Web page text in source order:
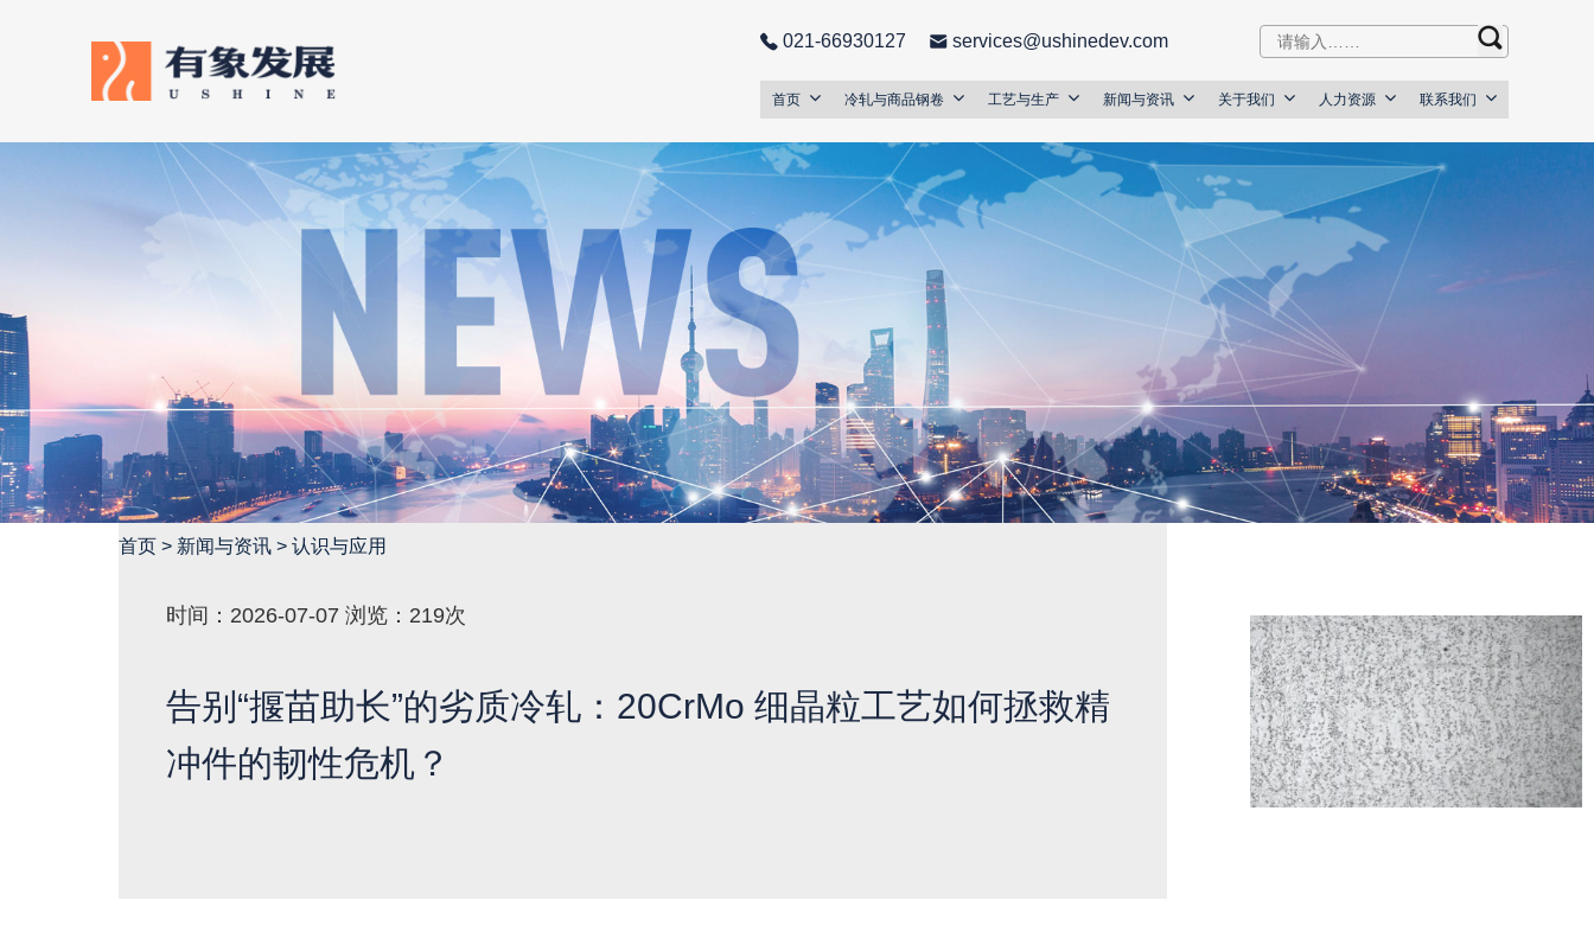
021-66930127 services@ushinedev.com
首页 冷轧与商品钢卷 工艺与生产 新闻与资讯 关于我们 人力资源 联系我们
首页 > 新闻与资讯 > 认识与应用
时间：2026-07-07 浏览：219次
告别“揠苗助长”的劣质冷轧：20CrMo 细晶粒工艺如何拯救精
冲件的韧性危机？